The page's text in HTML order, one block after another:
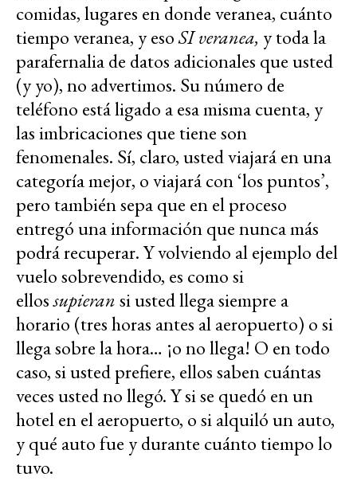
comidas, lugares en donde veranea, cuánto
tiempo veranea, y esoSI veranea, y toda la
parafernalia de datos adicionales que usted
(y yo), no advertimos. Su número de
teléfono está ligado a esa misma cuenta, y
las imbricaciones que tiene son
fenomenales. Sí, claro, usted viajará en una
categoría mejor, o viajará con ‘los puntos’,
pero también sepa que en el proceso
entregó una información que nunca más
podrá recuperar. Y volviendo al ejemplo del
vuelo sobrevendido, es como si
ellossupieransi usted llega siempre a
horario (tres horas antes al aeropuerto) o si
llega sobre la hora… ¡o no llega! O en todo
caso, si usted prefiere, ellos saben cuántas
veces usted no llegó. Y si se quedó en un
hotel en el aeropuerto, o si alquiló un auto,
y qué auto fue y durante cuánto tiempo lo
tuvo.